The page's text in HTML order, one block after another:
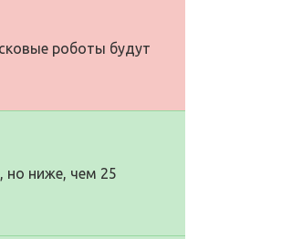
роботы будут
но ниже, чем 25